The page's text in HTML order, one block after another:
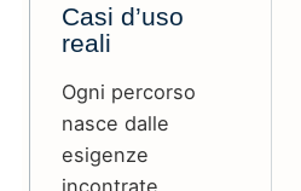
Casi d’uso
reali
Ogni percorso
nasce dalle
esigenze
incontrate